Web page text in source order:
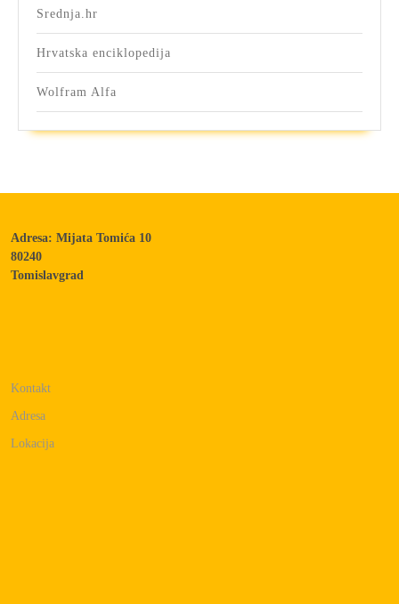
Srednja.hr
Hrvatska enciklopedija
Wolfram Alfa
Adresa: Mijata Tomića 10
80240
Tomislavgrad
Kontakt
Adresa
Lokacija